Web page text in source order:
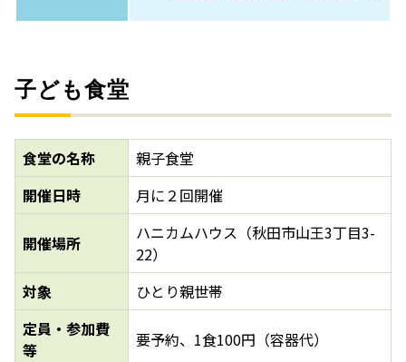
子ども食堂
食堂の名称
親子食堂
開催日時
月に２回開催
開催場所
ハニカムハウス（秋田市山王3丁目3-
22）
対象
ひとり親世帯
定員・参加費
等
要予約、1食100円（容器代）